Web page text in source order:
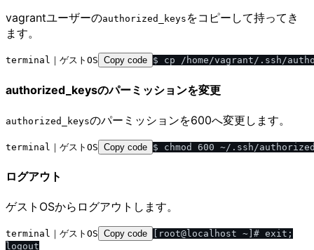
vagrantユーザーのauthorized_keys をコピーして持ってき
ます。
terminal｜ゲストOS Copy code
authorized_keysのパーミッションを変更
authorized_keysのパーミッションを600へ変更します。
terminal｜ゲストOS Copy code
ログアウト
ゲストOSからログアウトします。
terminal｜ゲストOS Copy code
[root@localhost ~]# exit;
logout